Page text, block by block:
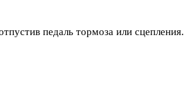
педаль тормоза или сцепления.